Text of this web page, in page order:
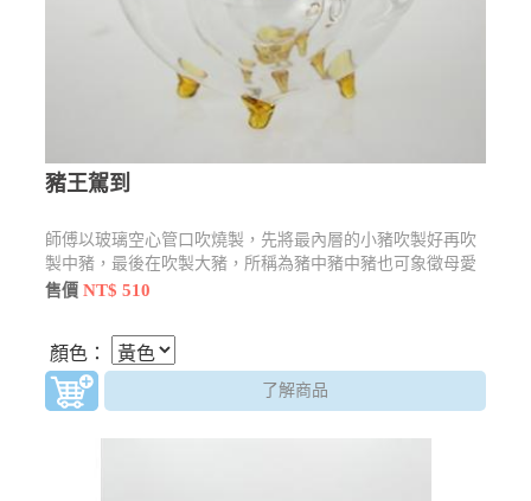
豬王駕到
師傅以玻璃空心管口吹燒製，先將最內層的小豬吹製好再吹
製中豬，最後在吹製大豬，所稱為豬中豬中豬也可象徵母愛
的偉大
售價NT$ 510
顏色：
了解商品